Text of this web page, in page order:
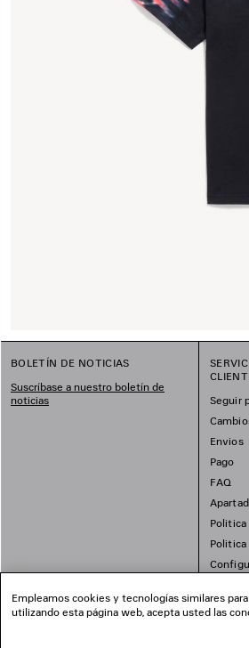
BOLETÍN DE NOTICIAS
Suscríbase a nuestro boletín de
noticias
Seguir
Envios
Pago
FAQ
Politica
Empleamos cookies y tecnologías similares
utilizando esta página web, acepta usted las